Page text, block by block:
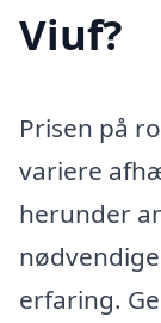
Viuf?
Prisen på
variere
herunder
erfaring.